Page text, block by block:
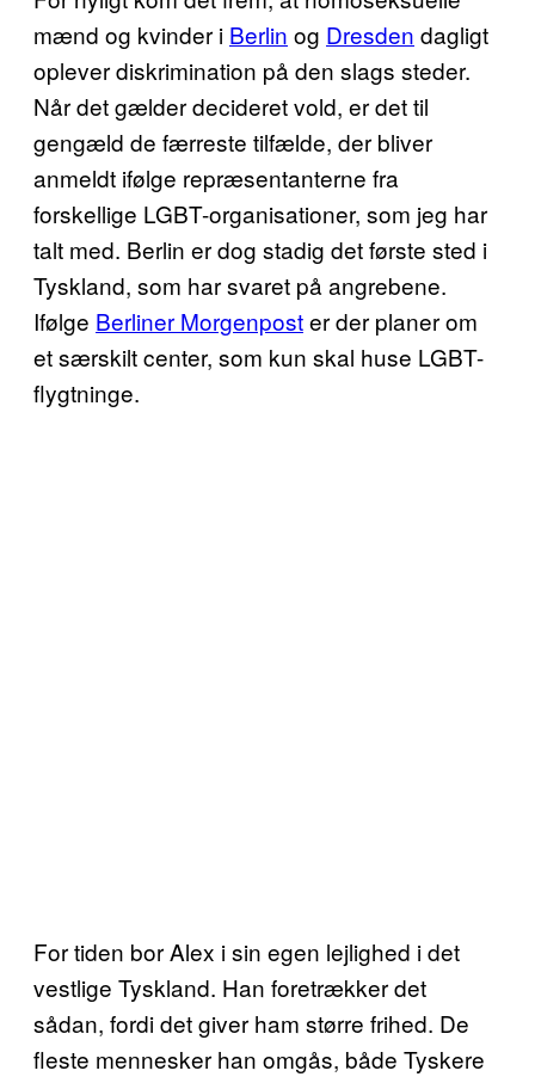
mænd og kvinder i Berlin og Dresden dagligt
oplever diskrimination på den slags steder.
Når det gælder decideret vold, er det til
gengæld de færreste tilfælde, der bliver
anmeldt ifølge repræsentanterne fra
forskellige LGBT-organisationer, som jeg har
talt med. Berlin er dog stadig det første sted i
Tyskland, som har svaret på angrebene.
Ifølge Berliner Morgenposter der planer om
et særskilt center, som kun skal huse LGBT-
flygtninge.
For tiden bor Alex i sin egen lejlighed i det
vestlige Tyskland. Han foretrækker det
sådan, fordi det giver ham større frihed. De
fleste mennesker han omgås, både Tyskere